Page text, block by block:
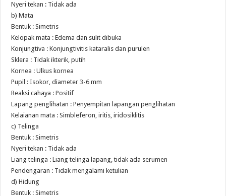
Nyeri tekan : Tidak ada
b) Mata
Bentuk : Simetris
Kelopak mata : Edema dan sulit dibuka
Konjungtiva : Konjungtivitis kataralis dan purulen
Sklera : Tidak ikterik, putih
Kornea : Ulkus kornea
Pupil : Isokor, diameter 3-6 mm
Reaksi cahaya : Positif
Lapang penglihatan : Penyempitan lapangan penglihatan
Kelaianan mata : Simbleferon, iritis, iridosiklitis
c) Telinga
Bentuk : Simetris
Nyeri tekan : Tidak ada
Liang telinga : Liang telinga lapang, tidak ada serumen
Pendengaran : Tidak mengalami ketulian
d) Hidung
Bentuk : Simetris